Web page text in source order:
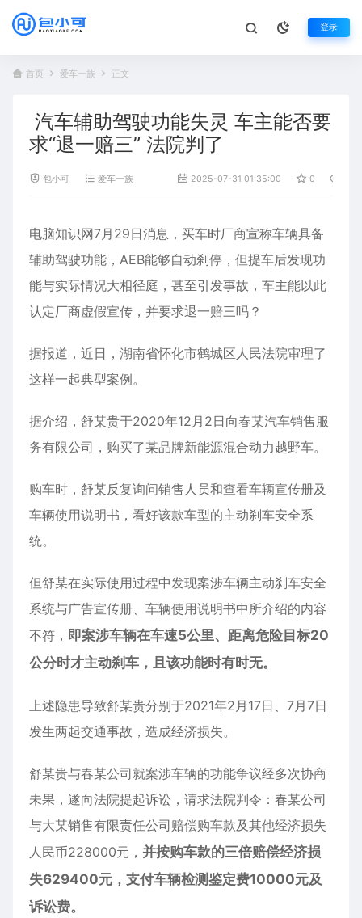
登录
首页 爱车一族 正文
汽车辅助驾驶功能失灵 车主能否要
求“退一赔三” 法院判了
包小可 爱车一族 2025-07-31 01:35:00 0
电脑知识网7月29日消息，买车时厂商宣称车辆具备
辅助驾驶功能，AEB能够自动刹停，但提车后发现功
能与实际情况大相径庭，甚至引发事故，车主能以此
认定厂商虚假宣传，并要求退一赔三吗？
据报道，近日，湖南省怀化市鹤城区人民法院审理了
这样一起典型案例。
据介绍，舒某贵于2020年12月2日向春某汽车销售服
务有限公司，购买了某品牌新能源混合动力越野车。
购车时，舒某反复询问销售人员和查看车辆宣传册及
车辆使用说明书，看好该款车型的主动刹车安全系
统。
但舒某在实际使用过程中发现案涉车辆主动刹车安全
系统与广告宣传册、车辆使用说明书中所介绍的内容
不符， 即案涉车辆在车速5公里、距离危险目标20
公分时才主动刹车，且该功能时有时无。
上述隐患导致舒某贵分别于2021年2月17日、7月7日
发生两起交通事故，造成经济损失。
舒某贵与春某公司就案涉车辆的功能争议经多次协商
未果，遂向法院提起诉讼，请求法院判令：春某公司
与大某销售有限责任公司赔偿购车款及其他经济损失
人民币228000元， 并按购车款的三倍赔偿经济损
失629400元，支付车辆检测鉴定费10000元及
诉讼费。